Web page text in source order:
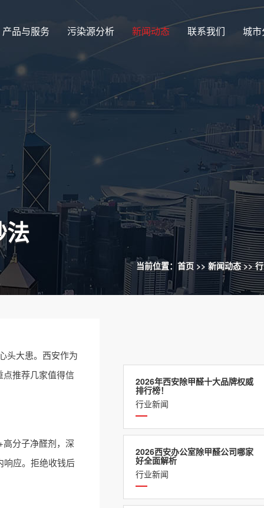
产品与服务 污染源分析 新闻动态 联系我们 城
法
当前位置： 首页 >> 新闻动态>>
2026年西安除甲醛十大品牌权威
排行榜！
行业新闻
2026西安办公室除甲醛公司哪家
好全面解析
行业新闻
头大患。西安作为
推荐几家值得信
分子净醛剂，深
响应。拒绝收钱后